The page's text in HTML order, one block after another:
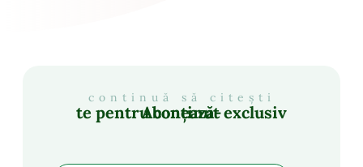
continuă să citești
Abonează-te pentru conținut exclusiv